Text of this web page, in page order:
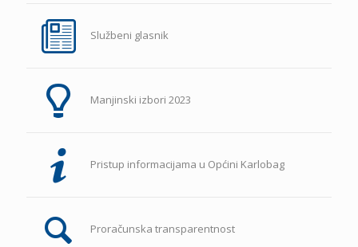
Službeni glasnik
Manjinski izbori 2023
Pristup informacijama u Općini Karlobag
Proračunska transparentnost